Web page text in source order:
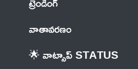
వాతావరణం
🌟 వాట్సాప్ STATUS